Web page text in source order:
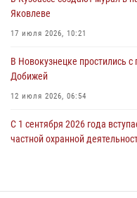
новокузнечанку от
06 августа 2026, 07:16
Яковлеве
17 июля 2026, 10:21
В Новокузнецке
Добижей
12 июля 2026, 06:54
С 1 сентября 2026 года
частной охранной